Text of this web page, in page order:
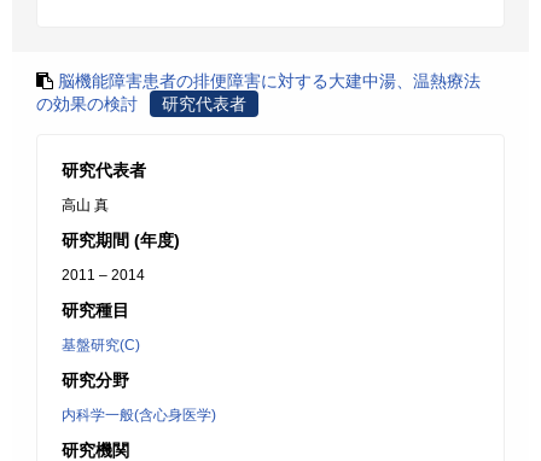
脳機能障害患者の排便障害に対する大建中湯、温熱療法
の効果の検討
研究代表者
研究代表者
高山 真
研究期間 (年度)
2011 – 2014
研究種目
基盤研究(C)
研究分野
内科学一般(含心身医学)
研究機関